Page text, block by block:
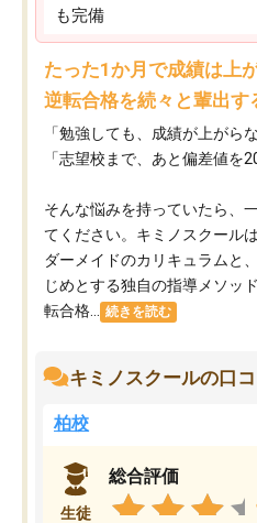
も完備
たった1か月で成績は上
逆転合格を続々と輩出す
「勉強しても、成績が上がら
「志望校まで、あと偏差値を
そんな悩みを持っていたら、
てください。キミノスクール
ダーメイドのカリキュラムと
じめとする独自の指導メソッ
転合格...
続きを読む
キミノスクールの口
柏校
生徒
総合評価